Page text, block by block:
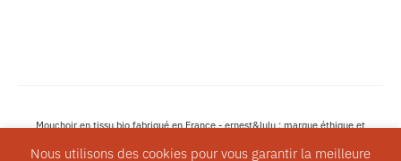
Mouchoir en tissu bio fabriqué en France - ernest&lulu : marque éthique et
écologique - Copyright © 2023
Nous utilisons des cookies pour vous garantir la meilleure